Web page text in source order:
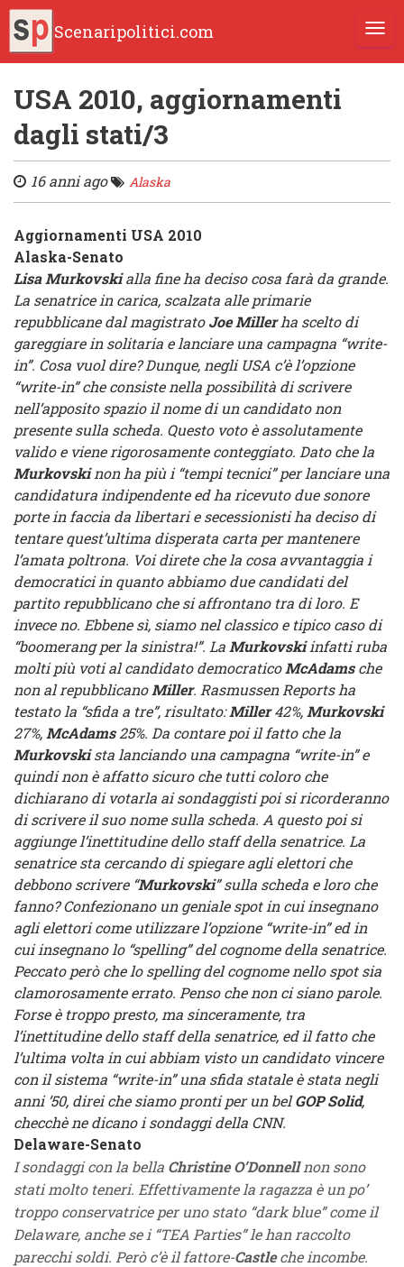
Scenaripolitici.com
USA 2010, aggiornamenti
dagli stati/3
16 anni ago Alaska
Aggiornamenti USA 2010
Alaska-Senato
Lisa Murkovskialla fine ha deciso cosa farà da grande.
La senatrice in carica, scalzata alle primarie
repubblicane dal magistratoJoe Millerha scelto di
gareggiare in solitaria e lanciare una campagna “write-
in”. Cosa vuol dire? Dunque, negli USA c’è l’opzione
“write-in” che consiste nella possibilità di scrivere
nell’apposito spazio il nome di un candidato non
presente sulla scheda. Questo voto è assolutamente
valido e viene rigorosamente conteggiato. Dato che la
Murkovskinon ha più i “tempi tecnici” per lanciare una
candidatura indipendente ed ha ricevuto due sonore
porte in faccia da libertari e secessionisti ha deciso di
tentare quest’ultima disperata carta per mantenere
l’amata poltrona. Voi direte che la cosa avvantaggia i
democratici in quanto abbiamo due candidati del
partito repubblicano che si affrontano tra di loro. E
invece no. Ebbene sì, siamo nel classico e tipico caso di
“boomerang per la sinistra!”. La Murkovskiinfatti ruba
molti più voti al candidato democraticoMcAdamsche
non al repubblicanoMiller. Rasmussen Reports ha
testato la “sfida a tre”, risultato:Miller42%, Murkovski
27%, McAdams25%. Da contare poi il fatto che la
Murkovskista lanciando una campagna “write-in” e
quindi non è affatto sicuro che tutti coloro che
dichiarano di votarla ai sondaggisti poi si ricorderanno
di scrivere il suo nome sulla scheda. A questo poi si
aggiunge l’inettitudine dello staff della senatrice. La
senatrice sta cercando di spiegare agli elettori che
debbono scrivere “Murkovski” sulla scheda e loro che
fanno? Confezionano un geniale spot in cui insegnano
agli elettori come utilizzare l’opzione “write-in” ed in
cui insegnano lo “spelling” del cognome della senatrice.
Peccato però che lo spelling del cognome nello spot sia
clamorosamente errato. Penso che non ci siano parole.
Forse è troppo presto, ma sinceramente, tra
l’inettitudine dello staff della senatrice, ed il fatto che
l’ultima volta in cui abbiam visto un candidato vincere
con il sistema “write-in” una sfida statale è stata negli
anni ’50, direi che siamo pronti per un belGOP Solid,
checchè ne dicano i sondaggi della CNN.
Delaware-Senato
I sondaggi con la bella Christine O’Donnellnon sono
stati molto teneri. Effettivamente la ragazza è un po’
troppo conservatrice per uno stato “dark blue” come il
Delaware, anche se i “TEA Parties” le han raccolto
parecchi soldi. Però c’è il fattore-Castleche incombe.